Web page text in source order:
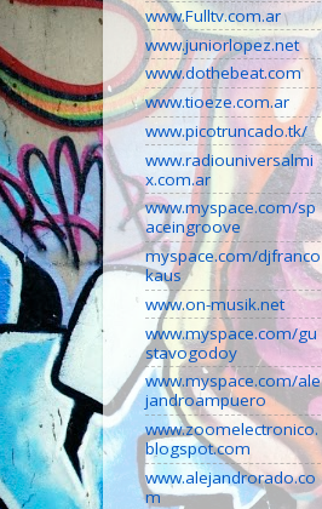
www.Fulltv.com.ar
www.juniorlopez.net
www.dothebeat.com
www.tioeze.com.ar
www.picotruncado.tk/
www.radiouniversalmi
x.com.ar
www.myspace.com/sp
aceingroove
myspace.com/djfranco
kaus
www.on-musik.net
www.myspace.com/gu
stavogodoy
www.myspace.com/ale
jandroampuero
www.zoomelectronico.
blogspot.com
www.alejandrorado.co
m